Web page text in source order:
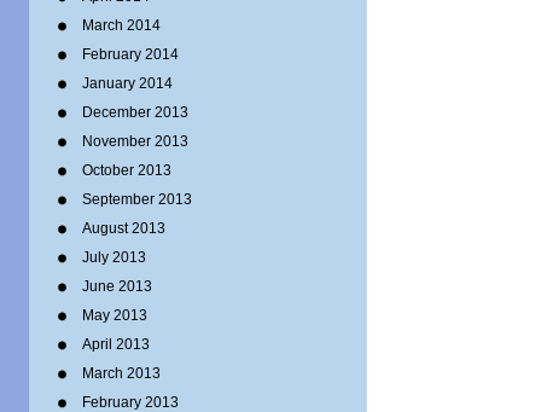
March 2014
February 2014
January 2014
December 2013
November 2013
October 2013
September 2013
August 2013
July 2013
June 2013
May 2013
April 2013
March 2013
February 2013